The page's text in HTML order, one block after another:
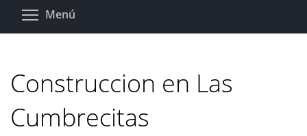
Pasar
Menú
Construccion en Las
Cumbrecitas